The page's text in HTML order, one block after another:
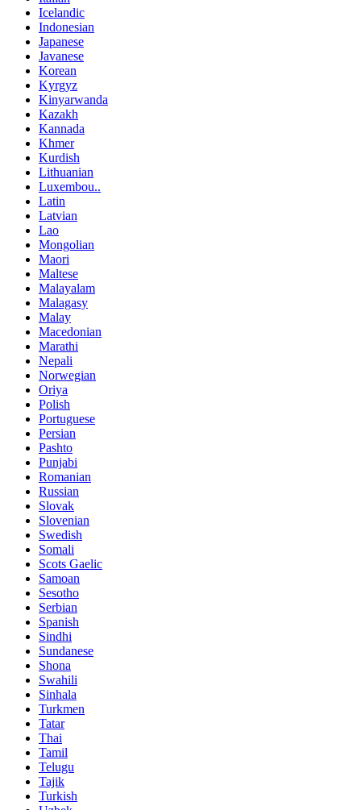
Icelandic
Indonesian
Japanese
Javanese
Korean
Kyrgyz
Kinyarwanda
Kazakh
Kannada
Khmer
Kurdish
Lithuanian
Luxembou..
Latin
Latvian
Lao
Mongolian
Maori
Maltese
Malayalam
Malagasy
Malay
Macedonian
Marathi
Nepali
Norwegian
Oriya
Polish
Portuguese
Persian
Pashto
Punjabi
Romanian
Russian
Slovak
Slovenian
Swedish
Somali
Scots Gaelic
Samoan
Sesotho
Serbian
Spanish
Sindhi
Sundanese
Shona
Swahili
Sinhala
Turkmen
Tatar
Thai
Tamil
Telugu
Tajik
Turkish